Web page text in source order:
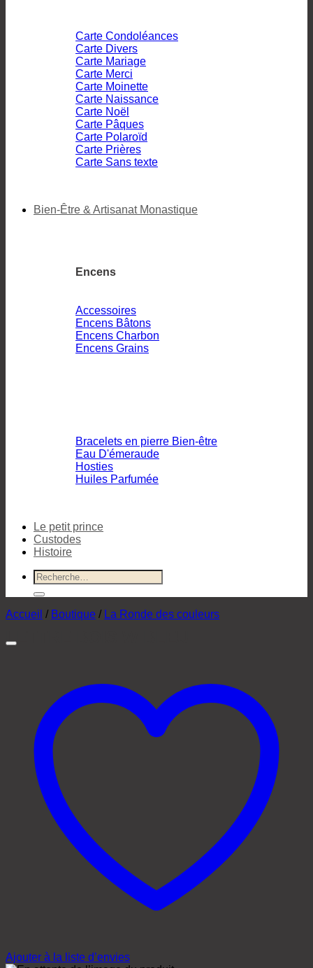
Carte Condoléances
Carte Divers
Carte Mariage
Carte Merci
Carte Moinette
Carte Naissance
Carte Noël
Carte Pâques
Carte Polaroïd
Carte Prières
Carte Sans texte
Bien-Être & Artisanat Monastique
Encens
Accessoires
Encens Bâtons
Encens Charbon
Encens Grains
Bracelets en pierre Bien-être
Eau D'émeraude
Hosties
Huiles Parfumée
Le petit prince
Custodes
Histoire
Recherche
pour :
Accueil / Boutique / La Ronde des couleurs
LETTRE BOIS W BLEU
Ajouter à la liste d’envies